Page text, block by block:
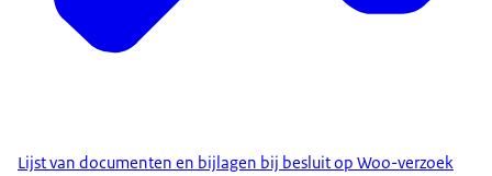
Lijst van documenten en bijlagen bij besluit op Woo-verzoek